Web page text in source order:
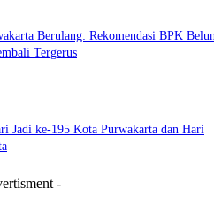
Berulang: Rekomendasi BPK
Tergerus
Jadi ke-195 Kota Purwakarta dan Hari
-